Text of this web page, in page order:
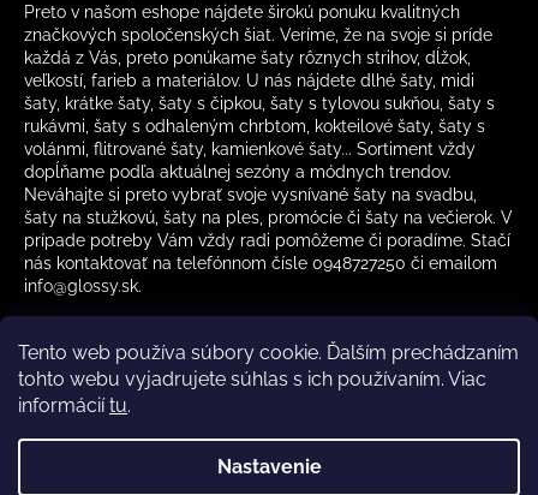
Tento web používa súbory cookie. Ďalším prechádzaním
tohto webu vyjadrujete súhlas s ich používaním. Viac
informáciítu.
Nastavenie
Preto v našom eshope nájdete širokú ponuku kvalitných
značkových spoločenských šiat. Veríme, že na svoje si príde
každá z Vás, preto ponúkame šaty rôznych strihov, dĺžok,
veľkostí, farieb a materiálov. U nás nájdete dlhé šaty, midi
šaty, krátke šaty, šaty s čipkou, šaty s tylovou sukňou, šaty s
rukávmi, šaty s odhaleným chrbtom, kokteilové šaty, šaty s
volánmi, flitrované šaty, kamienkové šaty... Sortiment vždy
dopĺňame podľa aktuálnej sezóny a módnych trendov.
Neváhajte si preto vybrať svoje vysnívané šaty na svadbu,
šaty na stužkovú, šaty na ples, promócie či šaty na večierok. V
prípade potreby Vám vždy radi pomôžeme či poradíme. Stačí
nás kontaktovať na telefónnom čísle 0948727250 či emailom
info@glossy.sk.
Kamenná predajňa otváracia doba CZ